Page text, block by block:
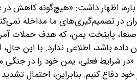
اظهار داشت: «هیچ‌گونه کاهش
در تصمیم‌گیری‌های ما مداخله
پایتخت یمن، که هدف حملات
باشد، اطلاعی ندارد. با این
شرایط فعلی، یمن خود را در جنگی
دفاع کنیم. بنابراین، احتمال